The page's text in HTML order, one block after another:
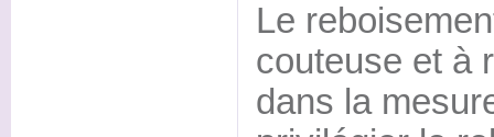
Le
couteuse et à
dans la